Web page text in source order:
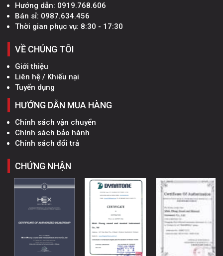
Hướng dẫn: 0919.768.606
Bán sỉ: 0987.634.456
Thời gian phục vụ: 8:30 - 17:30
VỀ CHÚNG TÔI
Giới thiệu
Liên hệ / Khiếu nại
Tuyển dụng
HƯỚNG DẪN MUA HÀNG
Chính sách vận chuyển
Chính sách bảo hành
Chính sách đổi trả
CHỨNG NHẬN